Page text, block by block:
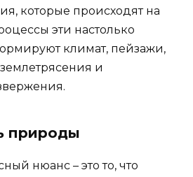
которые происходят на
эти настолько
климат, пейзажи,
и
природы
нюанс – это то, что